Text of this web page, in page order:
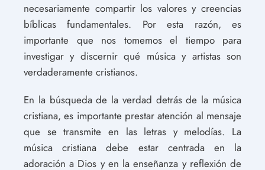
necesariamente compartir los valores y creencias
bíblicas fundamentales. Por esta razón, es
importante que nos tomemos el tiempo para
investigar y discernir qué música y artistas son
verdaderamente cristianos.
En la búsqueda de la verdad detrás de la música
cristiana, es importante prestar atención al mensaje
que se transmite en las letras y melodías. La
música cristiana debe estar centrada en la
adoración a Dios y en la enseñanza y reflexión de